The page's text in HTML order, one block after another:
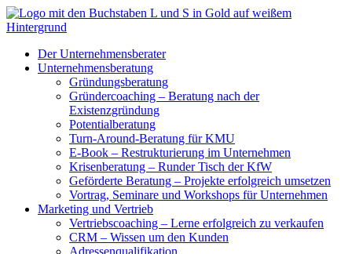
Zum
Inhalt
Der Unternehmensberater
Unternehmensberatung
Gründungsberatung
Gründercoaching – Beratung nach der
Existenzgründung
Potentialberatung
Turn-Around-Beratung für KMU
E-Book – Restrukturierung im Unternehmen
Krisenberatung – Runder Tisch der KfW
Geförderte Beratung – Projekte erfolgreich umsetzen
Vortrag, Seminare und Workshops für Unternehmen
Marketing und Vertrieb
Vertriebscoaching – Lerne erfolgreich zu verkaufen
CRM – Wissen um den Kunden
Adressenqualifikation